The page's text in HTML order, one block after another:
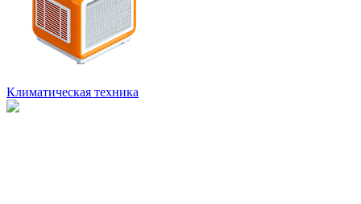
Климатическая техника